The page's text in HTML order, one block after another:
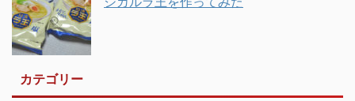
カテゴリー